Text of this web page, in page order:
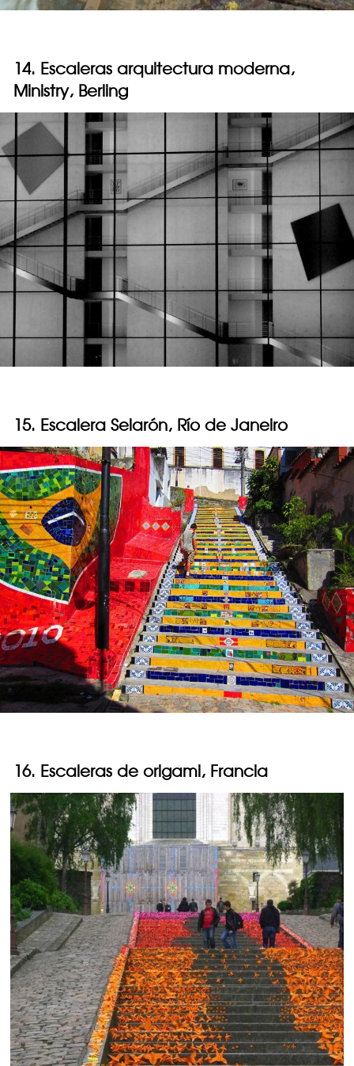
14. Escaleras arquitectura moderna,
Ministry, Berling
15. Escalera Selarón, Río de Janeiro
16. Escaleras de origami, Francia